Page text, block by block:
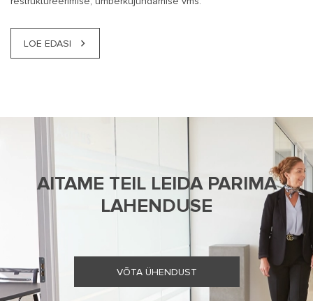
LOE EDASI
AITAME TEIL LEIDA PARIMA
LAHENDUSE
VÕTA ÜHENDUST